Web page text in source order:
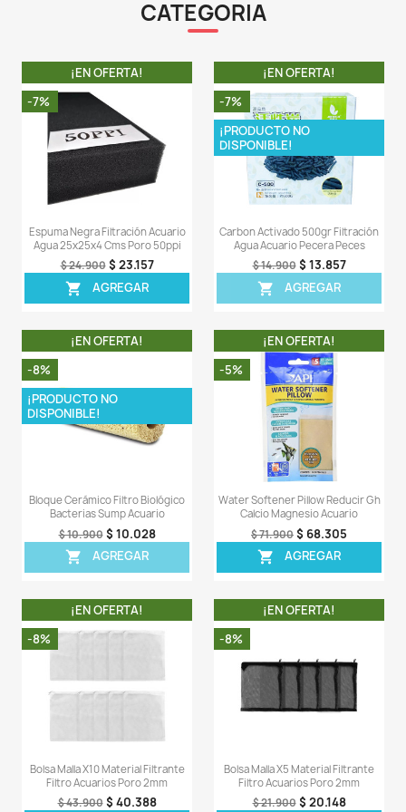
nitrato junto con el amoníaco y el nitrito,
- Matrix es completamente inerte y no se
necesita ser reemplazado.
- Matrix puede enjuagarse cuando sea necesario
filtro. Matrix ™ es compatible con todos los tipos
húmedos o húmedos-secos.
LA COMPRA INCLUYE:
original.
Comentarios (0)
Sea el primero en escribir una reseña
OTROS PRODUCTOS DE LA
CATEGORIA
Espuma Negra Filtración Acuario
¡EN OFERTA!
-7%
Carbon Activado
¡EN
¡PRODUCTO NO
DISPONIBLE!